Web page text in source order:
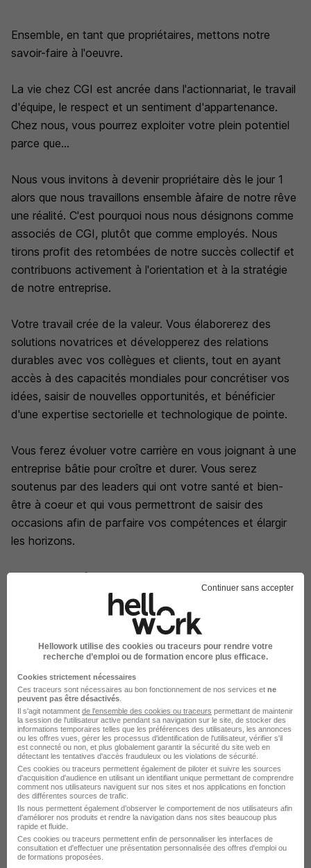
Ensemble, en tant que propriétaires, mettons notre
savoir-faire à l'oeuvre.
La vie chez CGI est ancrée dans l'actionnariat, le travail
d'équipe, le respect et un sentiment d'appartenance.
Chez nous, vous pourrez exploiter votre plein potentiel
parce que...
Nous vous invitons à devenir propriétaire dès le jour 1
alors que nous travaillons ensemble àfaire de notre rêve
une réalité. C'est pourquoi nous nous désignons comme
associés de CGI, plutôt que comme employés. Nous
tirons profit des retombées de notre succès collectif et
contribuons activement à l'orientation et à la stratégie
de notre entreprise.
Votre travail crée de la valeur. Vous élaborerez des
solutions novatrices et développerez des relations
durables avec vos collègues et clients, tout en ayant
accès à des capacités mondiales pour concrétiser vos
idées, saisir de nouvelles opportunités, et bénéficier
d'une expertise sectorielle et technologique de pointe.
Vous ferez évoluer votre carrière en vous joignant à une
entreprise bâtie pour croître et durer. Vous serez
soutenus par des leaders qui ont votre santé et bien-
être à coeur et qui vous permettront de saisir des
occasions afin de parfaire vos compétences et élargir
les horizons.
Joignez-vous à nous, l'une des plus importantes
entreprises de conseil en technologie de l'information
(TI) et en management au monde.
CGI en images
Continuer sans accepter
Hellowork utilise des cookies ou traceurs pour rendre votre
recherche d’emploi ou de formation encore plus efficace.
Cookies strictement nécessaires
Ces traceurs sont nécessaires au bon fonctionnement de nos services et ne
peuvent pas être désactivés
Il s'agit notamment de l'ensemble des cookies ou traceurs permettant de maintenir
la session de l'utilisateur active pendant sa navigation sur le site, de stocker des
informations temporaires telles que les préférences des utilisateurs, les annonces
ou les offres vues, gérer les processus d'identification de l'utilisateur, vérifier s'il
est connecté ou non, et plus globalement garantir la sécurité du site web en
détectant les tentatives d'accès frauduleux ou les violations de sécurité.
Ces cookies ou traceurs permettent également de piloter et suivre les sources
d'acquisition d'audience en utilisant un identifiant unique permettant de comprendre
comment nos utilisateurs naviguent sur nos sites et nos applications en fonction
des différentes sources de trafic.
Ils nous permettent également d’observer le comportement de nos utilisateurs afin
d'améliorer nos produits et rendre la navigation dans nos sites beaucoup plus
rapide et fluide.
Ces cookies ou traceurs permettent enfin de personnaliser les interfaces de
consultation et d'effectuer une présentation personnalisée des offres d'emploi ou
de formations proposées.